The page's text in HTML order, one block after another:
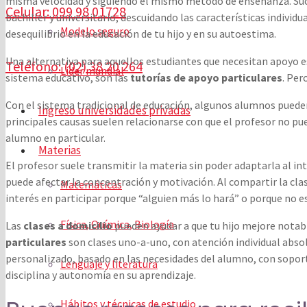
Celular: 099 98 01728
Teléfono: (02) 38 20 264
Modelo seguro
Líder mundial
Ingreso universidades privadas
Materias
Matemáticas
Física, Química, Biología
Lenguaje y literatura
Hábitos y técnicas de estudio
bachiller y universitario, descuidando las características
desequilibrio en la educación de tu hijo y en su autoestima.
Una alternativa para aquellos estudiantes que necesitan apoyo
sistema educativo, son lastutorías de apoyo particulares.
Con el sistema tradicional de educación, algunos alumnos
principales causas suelen relacionarse con que el profesor no
alumno en particular.
El profesor suele transmitir la materia sin poder adaptarla al
puede afectar la concentración y motivación. Al compartir la
interés en participar porque “alguien más lo hará” o porque no
Las clases a domiciliopueden ayudar a que tu hijo mejore
particulares son clases uno-a-uno, con atención individual
personalizado, basado en las necesidades del alumno, con
disciplina y autonomía en su aprendizaje.